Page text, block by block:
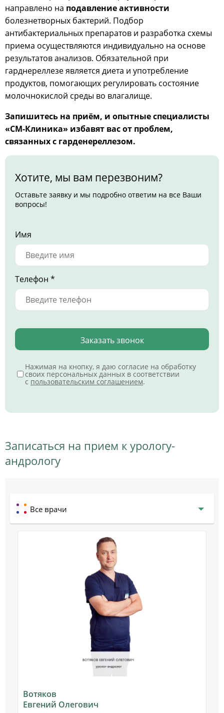
направлено на подавление активности
болезнетворных бактерий. Подбор
антибактериальных препаратов и разработка схемы
приема осуществляются индивидуально на основе
результатов анализов. Обязательной при
гарднереллезе является диета и употребление
продуктов, помогающих регулировать состояние
молочнокислой среды во влагалище.
Запишитесь на приём, и опытные специалисты
«СМ-Клиника» избавят вас от проблем,
связанных с гарденереллезом.
Хотите, мы вам перезвоним?
Оставьте заявку и мы подробно ответим на все Ваши
вопросы!
Имя
Телефон *
Заказать звонок
Нажимая на кнопку, я даю согласие на обработку
своих персональных данных в соответствии
с пользовательским соглашением.
Записаться на прием к урологу-
андрологу
Все врачи
Вотяков
Евгений Олегович